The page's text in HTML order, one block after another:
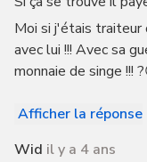
Moi si j'étais traiteur
avec lui !!! Avec sa
monnaie de singe !!!
Afficher la réponse
Wid il y a 4 ans